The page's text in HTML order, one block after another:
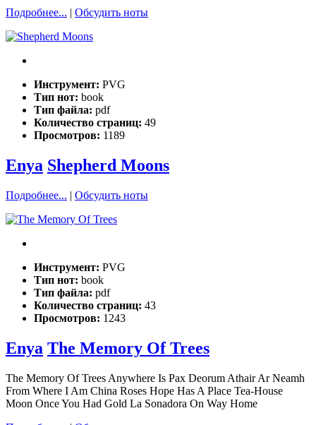
Подробнее... | Обсудить ноты
Инструмент: PVG
Тип нот: book
Тип файла: pdf
Количество страниц: 49
Просмотров: 1189
Enya Shepherd Moons
Подробнее... | Обсудить ноты
Инструмент: PVG
Тип нот: book
Тип файла: pdf
Количество страниц: 43
Просмотров: 1243
Enya The Memory Of Trees
The Memory Of Trees Anywhere Is Pax Deorum Athair Ar Neamh
From Where I Am China Roses Hope Has A Place Tea-House
Moon Once You Had Gold La Sonadora On Way Home